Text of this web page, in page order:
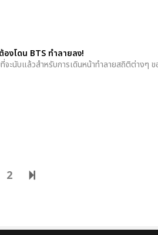
งโดน BTS ทำลายลง!
จะนับแล้วสำหรับการเดินหน้าทำลายสถิติต่างๆ
2